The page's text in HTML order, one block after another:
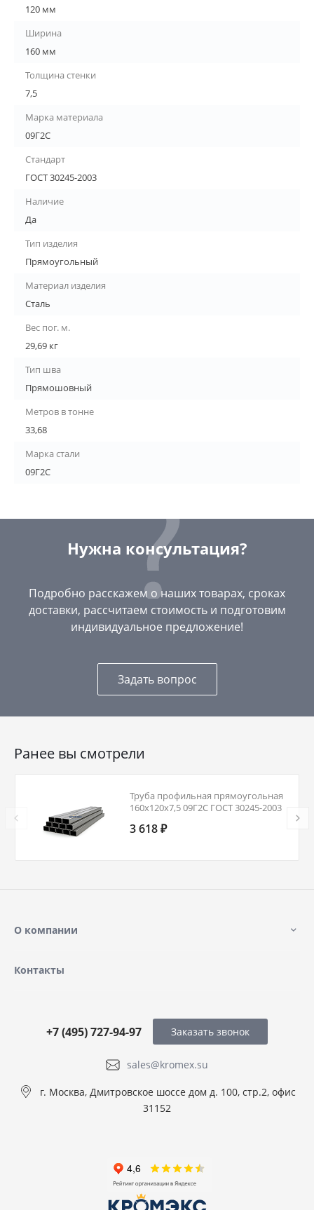
120 мм
Ширина
160 мм
Толщина стенки
7,5
Марка материала
09Г2С
Стандарт
ГОСТ 30245-2003
Наличие
Да
Тип изделия
Прямоугольный
Материал изделия
Сталь
Вес пог. м.
29,69 кг
Тип шва
Прямошовный
Метров в тонне
33,68
Марка стали
09Г2С
Нужна консультация?
Подробно расскажем о наших товарах, сроках
доставки, рассчитаем стоимость и подготовим
индивидуальное предложение!
Задать вопрос
Ранее вы смотрели
Труба профильная прямоугольная
160х120х7,5 09Г2С ГОСТ 30245-2003
3 618 ₽
О компании
Контакты
sales@kromex.su
+7 (495) 727-94-97
г. Москва, Дмитровское шоссе дом д. 100, стр.2, офис
31152
Заказать звонок